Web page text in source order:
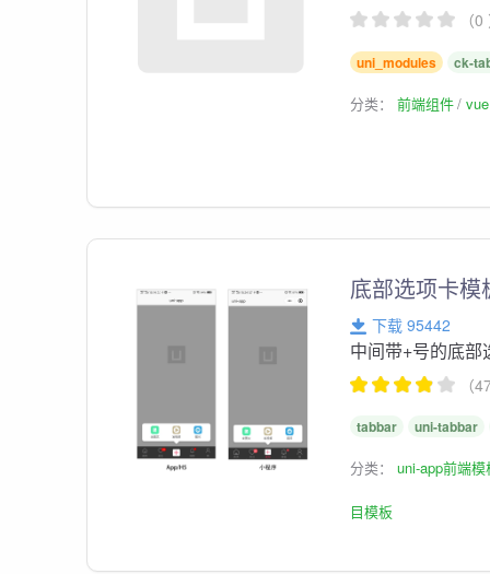
（
uni_modules ck-
分类：前端组件
底部选项卡模
下载 95442
中间带+号的底部
（
tabbar uni-tabbar
分类：uni-app前端模
目模板